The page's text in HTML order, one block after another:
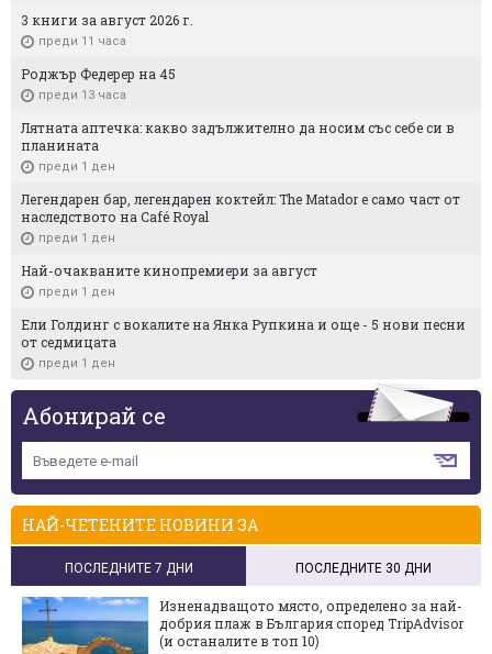
3 книги за август 2026 г.
преди 11 часа
Роджър Федерер на 45
преди 13 часа
Лятната аптечка: какво задължително да носим със себе си в
планината
преди 1 ден
Легендарен бар, легендарен коктейл: The Matador е само част от
наследството на Café Royal
преди 1 ден
Най-очакваните кинопремиери за август
преди 1 ден
Ели Голдинг с вокалите на Янка Рупкина и още - 5 нови песни
от седмицата
преди 1 ден
Абонирай се
НАЙ-ЧЕТЕНИТЕ НОВИНИ ЗА
ПОСЛЕДНИТЕ 7 ДНИ ПОСЛЕДНИТЕ 30 ДНИ
Изненадващото място, определено за най-
добрия плаж в България според TripAdvisor
(и останалите в топ 10)